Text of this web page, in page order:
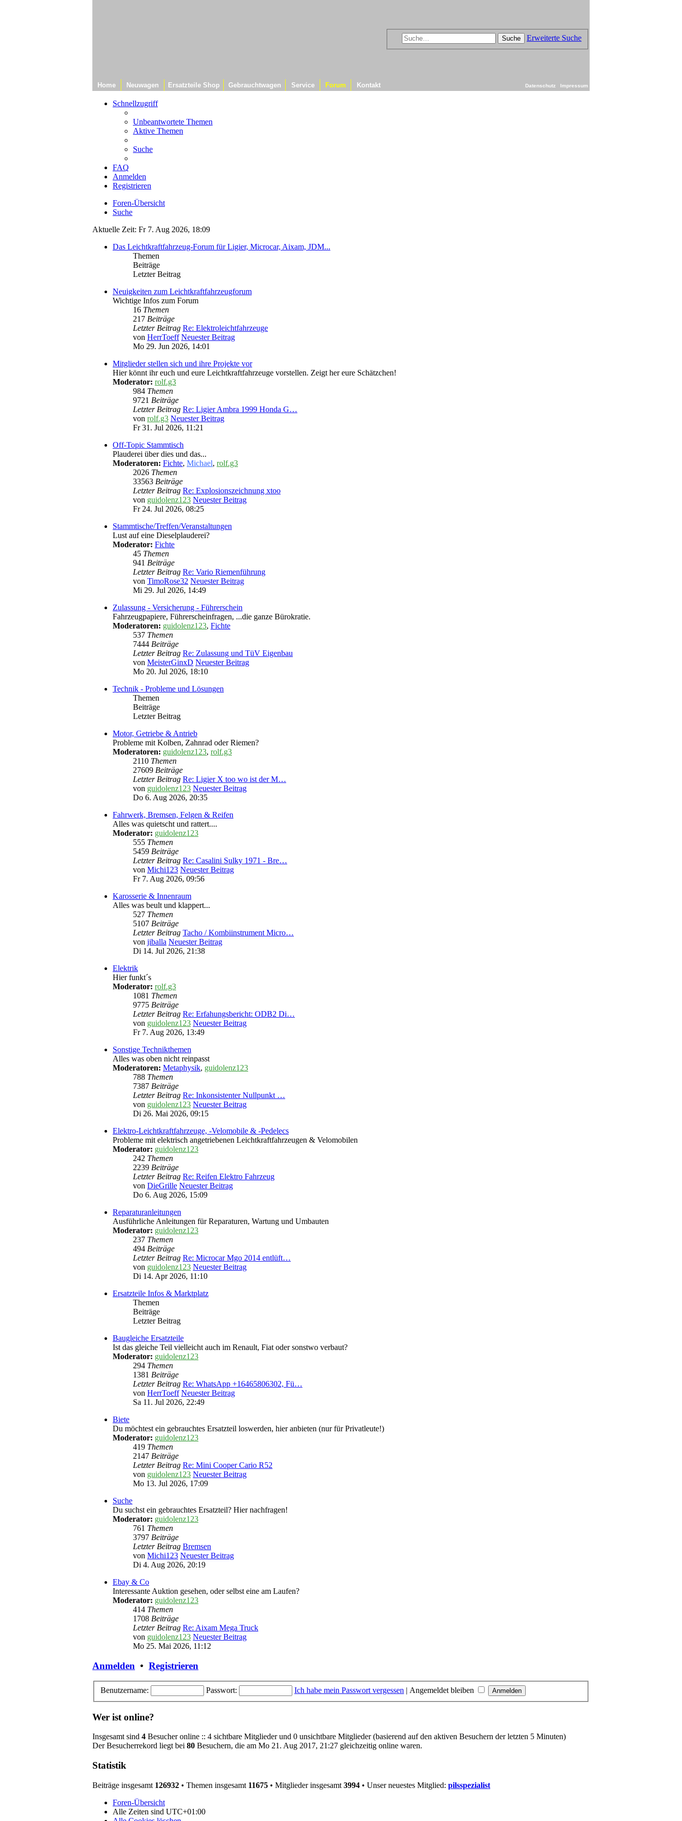
Suche Erweiterte Suche
Home Neuwagen Ersatzteile Shop Gebrauchtwagen Service Forum Kontakt Datenschutz Impressum
Schnellzugriff
Unbeantwortete Themen
Aktive Themen
Suche
FAQ
Anmelden
Registrieren
Foren-Übersicht
Suche
Aktuelle Zeit: Fr 7. Aug 2026, 18:09
Das Leichtkraftfahrzeug-Forum für Ligier, Microcar, Aixam, JDM...
Themen
Beiträge
Letzter Beitrag
Neuigkeiten zum Leichtkraftfahrzeugforum
Wichtige Infos zum Forum
16 Themen
217 Beiträge
Letzter Beitrag Re: Elektroleichtfahrzeuge
von HerrToeff Neuester Beitrag
Mo 29. Jun 2026, 14:01
Mitglieder stellen sich und ihre Projekte vor
Hier könnt ihr euch und eure Leichtkraftfahrzeuge vorstellen. Zeigt her eure Schätzchen!
Moderator: rolf.g3
984 Themen
9721 Beiträge
Letzter Beitrag Re: Ligier Ambra 1999 Honda G…
von rolf.g3 Neuester Beitrag
Fr 31. Jul 2026, 11:21
Off-Topic Stammtisch
Plauderei über dies und das...
Moderatoren: Fichte, Michael, rolf.g3
2026 Themen
33563 Beiträge
Letzter Beitrag Re: Explosionszeichnung xtoo
von guidolenz123 Neuester Beitrag
Fr 24. Jul 2026, 08:25
Stammtische/Treffen/Veranstaltungen
Lust auf eine Dieselplauderei?
Moderator: Fichte
45 Themen
941 Beiträge
Letzter Beitrag Re: Vario Riemenführung
von TimoRose32 Neuester Beitrag
Mi 29. Jul 2026, 14:49
Zulassung - Versicherung - Führerschein
Fahrzeugpapiere, Führerscheinfragen, ...die ganze Bürokratie.
Moderatoren: guidolenz123, Fichte
537 Themen
7444 Beiträge
Letzter Beitrag Re: Zulassung und TüV Eigenbau
von MeisterGinxD Neuester Beitrag
Mo 20. Jul 2026, 18:10
Technik - Probleme und Lösungen
Themen
Beiträge
Letzter Beitrag
Motor, Getriebe & Antrieb
Probleme mit Kolben, Zahnrad oder Riemen?
Moderatoren: guidolenz123, rolf.g3
2110 Themen
27609 Beiträge
Letzter Beitrag Re: Ligier X too wo ist der M…
von guidolenz123 Neuester Beitrag
Do 6. Aug 2026, 20:35
Fahrwerk, Bremsen, Felgen & Reifen
Alles was quietscht und rattert....
Moderator: guidolenz123
555 Themen
5459 Beiträge
Letzter Beitrag Re: Casalini Sulky 1971 - Bre…
von Michi123 Neuester Beitrag
Fr 7. Aug 2026, 09:56
Karosserie & Innenraum
Alles was beult und klappert...
527 Themen
5107 Beiträge
Letzter Beitrag Tacho / Kombiinstrument Micro…
von jiballa Neuester Beitrag
Di 14. Jul 2026, 21:38
Elektrik
Hier funkt´s
Moderator: rolf.g3
1081 Themen
9775 Beiträge
Letzter Beitrag Re: Erfahungsbericht: ODB2 Di…
von guidolenz123 Neuester Beitrag
Fr 7. Aug 2026, 13:49
Sonstige Technikthemen
Alles was oben nicht reinpasst
Moderatoren: Metaphysik, guidolenz123
788 Themen
7387 Beiträge
Letzter Beitrag Re: Inkonsistenter Nullpunkt …
von guidolenz123 Neuester Beitrag
Di 26. Mai 2026, 09:15
Elektro-Leichtkraftfahrzeuge, -Velomobile & -Pedelecs
Probleme mit elektrisch angetriebenen Leichtkraftfahrzeugen & Velomobilen
Moderator: guidolenz123
242 Themen
2239 Beiträge
Letzter Beitrag Re: Reifen Elektro Fahrzeug
von DieGrille Neuester Beitrag
Do 6. Aug 2026, 15:09
Reparaturanleitungen
Ausführliche Anleitungen für Reparaturen, Wartung und Umbauten
Moderator: guidolenz123
237 Themen
494 Beiträge
Letzter Beitrag Re: Microcar Mgo 2014 entlüft…
von guidolenz123 Neuester Beitrag
Di 14. Apr 2026, 11:10
Ersatzteile Infos & Marktplatz
Themen
Beiträge
Letzter Beitrag
Baugleiche Ersatzteile
Ist das gleiche Teil vielleicht auch im Renault, Fiat oder sonstwo verbaut?
Moderator: guidolenz123
294 Themen
1381 Beiträge
Letzter Beitrag Re: WhatsApp +16465806302, Fü…
von HerrToeff Neuester Beitrag
Sa 11. Jul 2026, 22:49
Biete
Du möchtest ein gebrauchtes Ersatzteil loswerden, hier anbieten (nur für Privatleute!)
Moderator: guidolenz123
419 Themen
2147 Beiträge
Letzter Beitrag Re: Mini Cooper Cario R52
von guidolenz123 Neuester Beitrag
Mo 13. Jul 2026, 17:09
Suche
Du suchst ein gebrauchtes Ersatzteil? Hier nachfragen!
Moderator: guidolenz123
761 Themen
3797 Beiträge
Letzter Beitrag Bremsen
von Michi123 Neuester Beitrag
Di 4. Aug 2026, 20:19
Ebay & Co
Interessante Auktion gesehen, oder selbst eine am Laufen?
Moderator: guidolenz123
414 Themen
1708 Beiträge
Letzter Beitrag Re: Aixam Mega Truck
von guidolenz123 Neuester Beitrag
Mo 25. Mai 2026, 11:12
Anmelden • Registrieren
Benutzername: Passwort: Ich habe mein Passwort vergessen | Angemeldet bleiben
Wer ist online?
Insgesamt sind 4 Besucher online :: 4 sichtbare Mitglieder und 0 unsichtbare Mitglieder (basierend auf den aktiven Besuchern der letzten 5 Minuten)
Der Besucherrekord liegt bei 80 Besuchern, die am Mo 21. Aug 2017, 21:27 gleichzeitig online waren.
Statistik
Beiträge insgesamt 126932 • Themen insgesamt 11675 • Mitglieder insgesamt 3994 • Unser neuestes Mitglied: pilsspezialist
Foren-Übersicht
Alle Zeiten sind UTC+01:00